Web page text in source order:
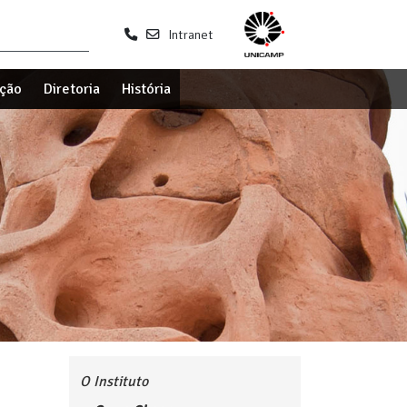
Intranet
Diretoria História
O Instituto